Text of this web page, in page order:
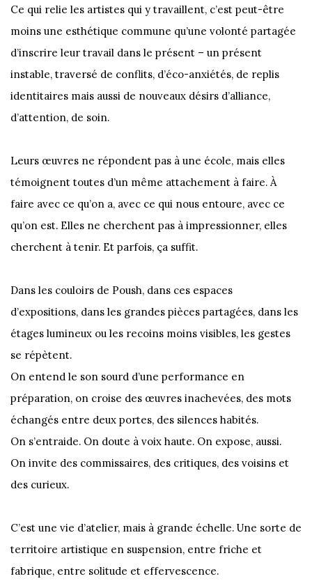
Ce qui relie les artistes qui y travaillent, c’est peut-être
moins une esthétique commune qu’une volonté partagée
d’inscrire leur travail dans le présent – un présent
instable, traversé de conflits, d’éco-anxiétés, de replis
identitaires mais aussi de nouveaux désirs d’alliance,
d’attention, de soin.
Leurs œuvres ne répondent pas à une école, mais elles
témoignent toutes d’un même attachement à faire. À
faire avec ce qu’on a, avec ce qui nous entoure, avec ce
qu’on est. Elles ne cherchent pas à impressionner, elles
cherchent à tenir. Et parfois, ça suffit.
Dans les couloirs de Poush, dans ces espaces
d’expositions, dans les grandes pièces partagées, dans les
étages lumineux ou les recoins moins visibles, les gestes
se répètent.
On entend le son sourd d’une performance en
préparation, on croise des œuvres inachevées, des mots
échangés entre deux portes, des silences habités.
On s’entraide. On doute à voix haute. On expose, aussi.
On invite des commissaires, des critiques, des voisins et
des curieux.
C’est une vie d’atelier, mais à grande échelle. Une sorte de
territoire artistique en suspension, entre friche et
fabrique, entre solitude et effervescence.